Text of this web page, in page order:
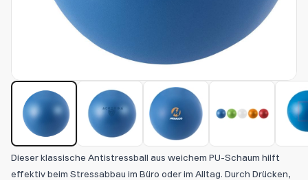
Dieser klassische Antistressball aus weichem PU-Schaum hilft
effektiv beim Stressabbau im Büro oder im Alltag. Durch Drücken,